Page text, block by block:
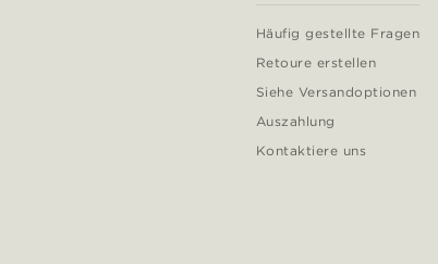
Häufig gestellte Fragen
Retoure erstellen
Siehe Versandoptionen
Auszahlung
Kontaktiere uns